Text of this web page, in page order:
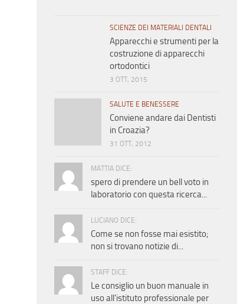
SCIENZE DEI MATERIALI DENTALI
Apparecchi e strumenti per la
costruzione di apparecchi
ortodontici
3 OTT, 2015
SALUTE E BENESSERE
Conviene andare dai Dentisti
in Croazia?
31 OTT, 2012
MATTIA DICE:
spero di prendere un bell voto in
laboratorio con questa ricerca...
LUCIANO DICE:
Come se non fosse mai esistito;
non si trovano notizie di...
STAFF DICE:
Le consiglio un buon manuale in
uso all'istituto professionale per